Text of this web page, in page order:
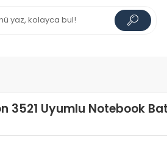
3521 Uyumlu Notebook